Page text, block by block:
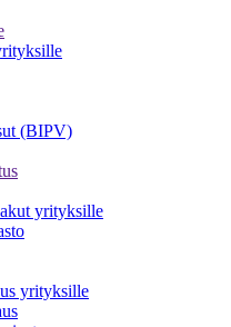
(BIPV)
yrityksille
yrityksille